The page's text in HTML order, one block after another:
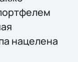
нацелена